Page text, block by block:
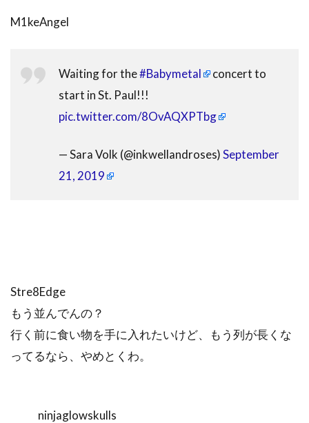
M1keAngel
Waiting for the#Babymetal
concert to
start in St. Paul!!!
pic.twitter.com/8OvAQXPTbg
— Sara Volk (@inkwellandroses)September
21, 2019
Stre8Edge
もう並んでんの？
行く前に食い物を手に入れたいけど、もう列が長くな
ってるなら、やめとくわ。
ninjaglowskulls